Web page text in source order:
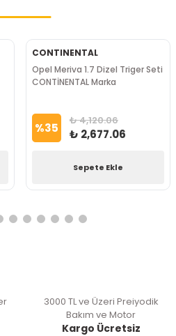
CONTINENTAL
Opel Meriva 1.7 Dizel Triger Seti
CONTİNENTAL Marka
%35 ₺ 4,120.06
₺ 2,677.06
Sepete Ekle
3000 TL ve Üzeri Preiyodik
Bakım ve Motor
Kargo Ücretsiz